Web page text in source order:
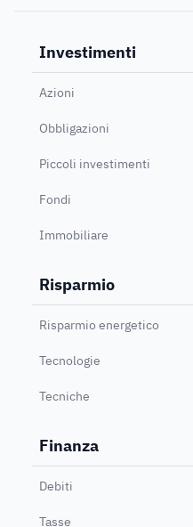
Investimenti
Azioni
Obbligazioni
Piccoli investimenti
Fondi
Immobiliare
Risparmio
Risparmio energetico
Tecnologie
Tecniche
Finanza
Debiti
Tasse